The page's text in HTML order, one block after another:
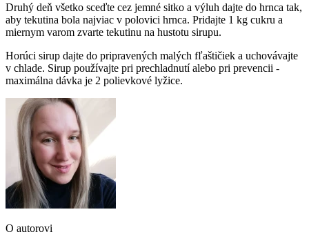
Druhý deň všetko sceďte cez jemné sitko a výluh dajte do hrnca tak,
aby tekutina bola najviac v polovici hrnca. Pridajte 1 kg cukru a
miernym varom zvarte tekutinu na hustotu sirupu.
Horúci sirup dajte do pripravených malých fľaštičiek a uchovávajte
v chlade. Sirup používajte pri prechladnutí alebo pri prevencii -
maximálna dávka je 2 polievkové lyžice.
O autorovi